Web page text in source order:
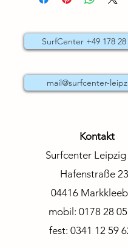
SurfCenter +49 178 28
mail@surfcenter-
Kontakt
Surfcenter Leipzig
Hafenstraße
04416
mobil: 0178 28
fest: 0341 12 59